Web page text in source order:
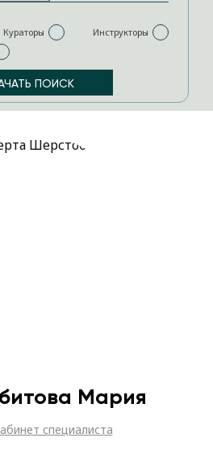
Кураторы
Инструкторы
Мария
специалиста